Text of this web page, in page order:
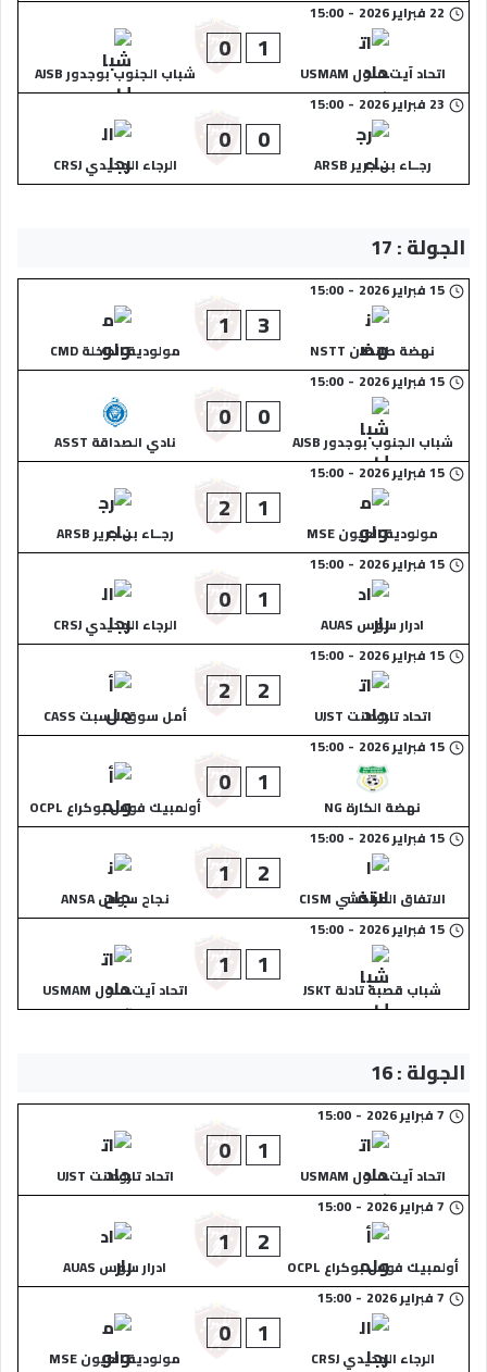
22 فبراير 2026 -
15:00
اتحاد آيت ملول USMAM
1
0
شباب الجنوب بوجدور AJSB
23 فبراير 2026
-
15:00
رجــاء بن جرير ARSB
0
0
الرجاء الجديدي CRSJ
الجولة : 17
15 فبراير 2026 -
15:00
نهضة طانطان NSTT
3
1
مولودية الداخلة CMD
15 فبراير 2026
-
15:00
شباب الجنوب بوجدور AJSB
0
0
نادي الصداقة ASST
15 فبراير 2026
-
15:00
مولودية العيون MSE
1
2
رجــاء بن جرير ARSB
15 فبراير 2026
-
15:00
ادرار سوس AUAS
1
0
الرجاء الجديدي CRSJ
15 فبراير 2026
-
15:00
اتحاد تارودانت UJST
2
2
أمل سوق السبت CASS
15 فبراير 2026
-
15:00
نهضة الكارة NG
1
0
أولمبيك فوس بوكراع OCPL
15 فبراير 2026
-
15:00
الاتفاق المراكشي CISM
2
1
نجاح سوس ANSA
15 فبراير 2026
-
15:00
شباب قصبة تادلة JSKT
1
1
اتحاد آيت ملول USMAM
الجولة : 16
7 فبراير 2026 -
15:00
اتحاد آيت ملول USMAM
1
0
اتحاد تارودانت UJST
7 فبراير 2026
-
15:00
أولمبيك فوس بوكراع OCPL
2
1
ادرار سوس AUAS
7 فبراير 2026
-
15:00
الرجاء الجديدي CRSJ
1
0
مولودية العيون MSE